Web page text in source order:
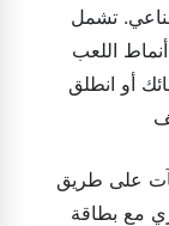
تشمل
أنماط اللعب: Bounty وHeist وShowdown. اختر
أو انطلق
على طريق
مع بطاقة